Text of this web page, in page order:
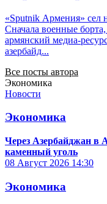
«Sputnik Армения» сел
Сначала военные
армянский медиа-
азербайд...
Все посты автора
Экономика
Новости
Экономика
Через Азербайджан
каменный уголь
08 Август 2026 14:30
Экономика